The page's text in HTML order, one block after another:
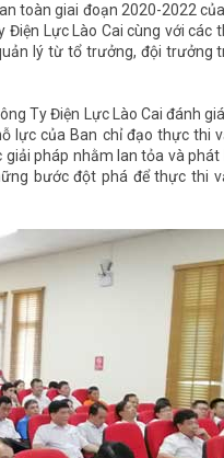
toàn giai đoạn 2020-2022
Điện Lực Lào Cai cùng với các
lý từ tổ trưởng, đội trưởng
Ty Điện Lực Lào Cai đánh
lực của Ban chỉ đạo thực thi
pháp nhằm lan tỏa và
bước đột phá để thực thi